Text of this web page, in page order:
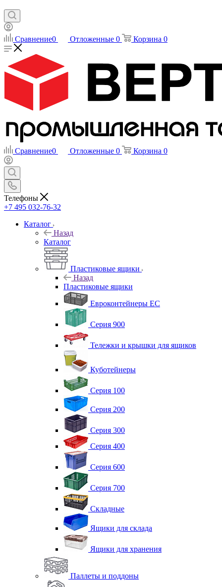
Сравнение0 Отложенные 0 Корзина 0
Сравнение0 Отложенные 0 Корзина 0
Телефоны
+7 495 032-76-32
Каталог
Назад
Каталог
Пластиковые ящики
Назад
Пластиковые ящики
Евроконтейнеры ЕС
Серия 900
Тележки и крышки для ящиков
Куботейнеры
Серия 100
Серия 200
Серия 300
Серия 400
Серия 600
Серия 700
Складные
Ящики для склада
Ящики для хранения
Паллеты и поддоны